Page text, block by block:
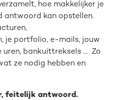
hoe makkelijker je
antwoord kan opstellen.
je portfolio, e-mails, jouw
uren, bankuittreksels … Zo
ze nodig hebben en
feitelijk antwoord.